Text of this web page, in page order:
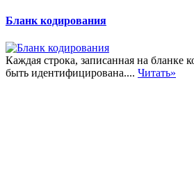
Бланк кодирования
Каждая строка, записанная на бланке
быть идентифицирована.... Читать»